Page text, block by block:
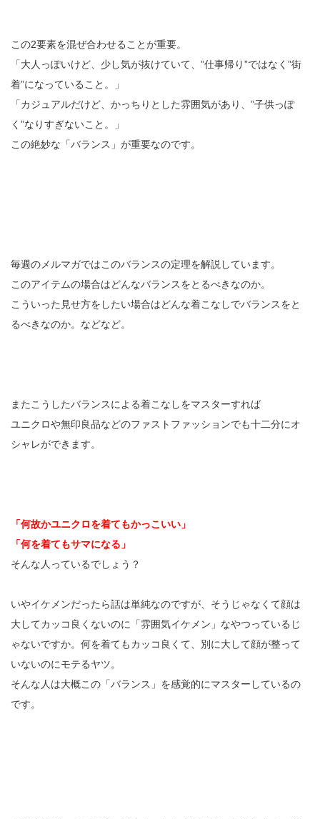
この2要素を混ぜ合わせることが重要。
「大人っぽいけど、少し気が抜けていて、”仕事帰り”ではなく”街
着”になっていること。」
「カジュアルだけど、かっちりとした雰囲気があり、”子供っぽ
く”なりすぎないこと。」
この絶妙な「バランス」が重要なのです。
毎週のメルマガではこのバランスの定理を解説しています。
このアイテムの場合はどんなバランスをとるべきなのか。
こういった見せ方をしたい場合はどんな着こなしでバランスをと
るべきなのか。などなど。
またこうしたバランスによる着こなしをマスターすれば
ユニクロや無印良品などのファストファッションでも十二分にオ
シャレができます。
「何故かユニクロを着てもかっこいい」
「何を着てもサマになる」
そんな人っているでしょう？
いやイケメンだったら話は単純なのですが、そうじゃなくて顔は
大してカッコ良くないのに「雰囲気イケメン」なやつっているじ
ゃないですか。何を着てもカッコ良くて、別に大して顔が整って
いないのにモテるヤツ。
そんな人は大概この「バランス」を感覚的にマスターしているの
です。